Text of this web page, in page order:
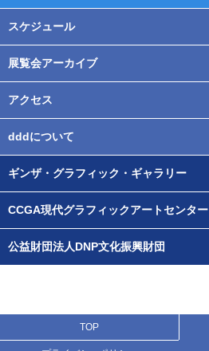
スケジュール
展覧会アーカイブ
アクセス
dddについて
ギンザ・グラフィック・ギャラリー
CCGA現代グラフィックアートセンター
公益財団法人DNP文化振興財団
TOP